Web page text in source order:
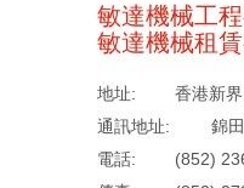
敏達機械工
敏達機械租
地址:
香港新
通訊地址:
錦
電話:
(852)